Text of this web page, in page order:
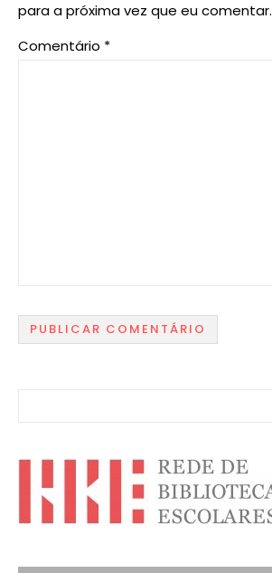
para a próxima vez que eu comentar.
Comentário *